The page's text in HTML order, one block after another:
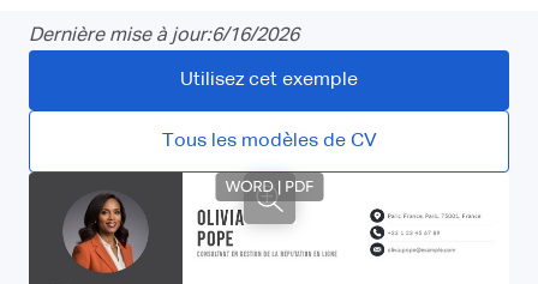
Dernière mise à jour:6/16/2026
Utilisez cet exemple
Tous les modèles de CV